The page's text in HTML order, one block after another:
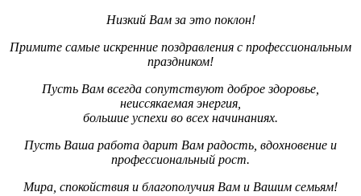
Низкий Вам за это поклон!
Примите самые искренние поздравления с профессиональным
праздником!
Пусть Вам всегда сопутствуют доброе здоровье,
неиссякаемая энергия,
большие успехи во всех начинаниях.
Пусть Ваша работа дарит Вам радость, вдохновение и
профессиональный рост.
Мира, спокойствия и благополучия Вам и Вашим семьям!